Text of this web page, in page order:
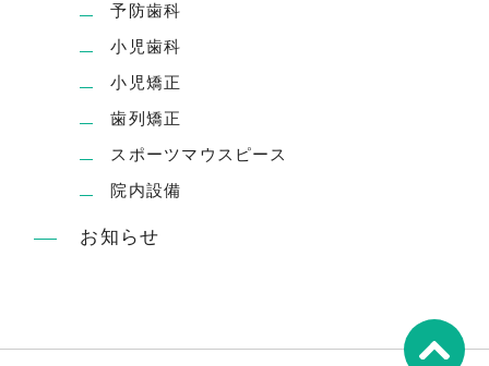
予防歯科
小児歯科
小児矯正
歯列矯正
スポーツマウスピース
院内設備
お知らせ